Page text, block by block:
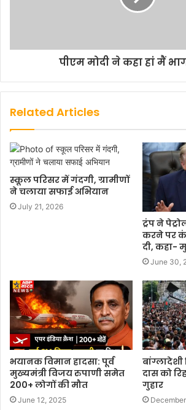
पीएम मोदी ने कहा हां मैं
Related Articles
स्कूल परिसर में गंदगी, ग्रामीणों
ने चलाया सफाई अभियान
July 21, 2026
ट्रंप ने
करने पर
दी, कहा-
June 30,
भयानक विमान हादसा: पूर्व
मुख्यमंत्री विजय रुपाणी समेत
200+ लोगों की मौत
June 12, 2025
दास को
गुहार